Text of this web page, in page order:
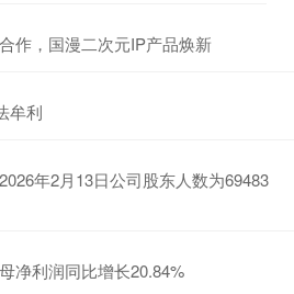
作，国漫二次元IP产品焕新
牟利
年2月13日公司股东人数为69483
净利润同比增长20.84%